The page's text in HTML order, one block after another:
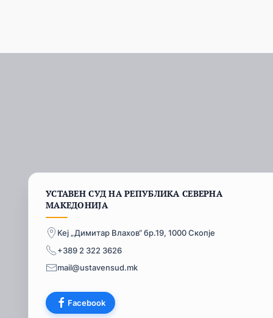
УСТАВЕН СУД НА РЕПУБЛИКА СЕВЕРНА
МАКЕДОНИЈА
Кеј „Димитар Влахов“ бр.19, 1000 Скопје
+389 2 322 3626
mail@ustavensud.mk
Facebook